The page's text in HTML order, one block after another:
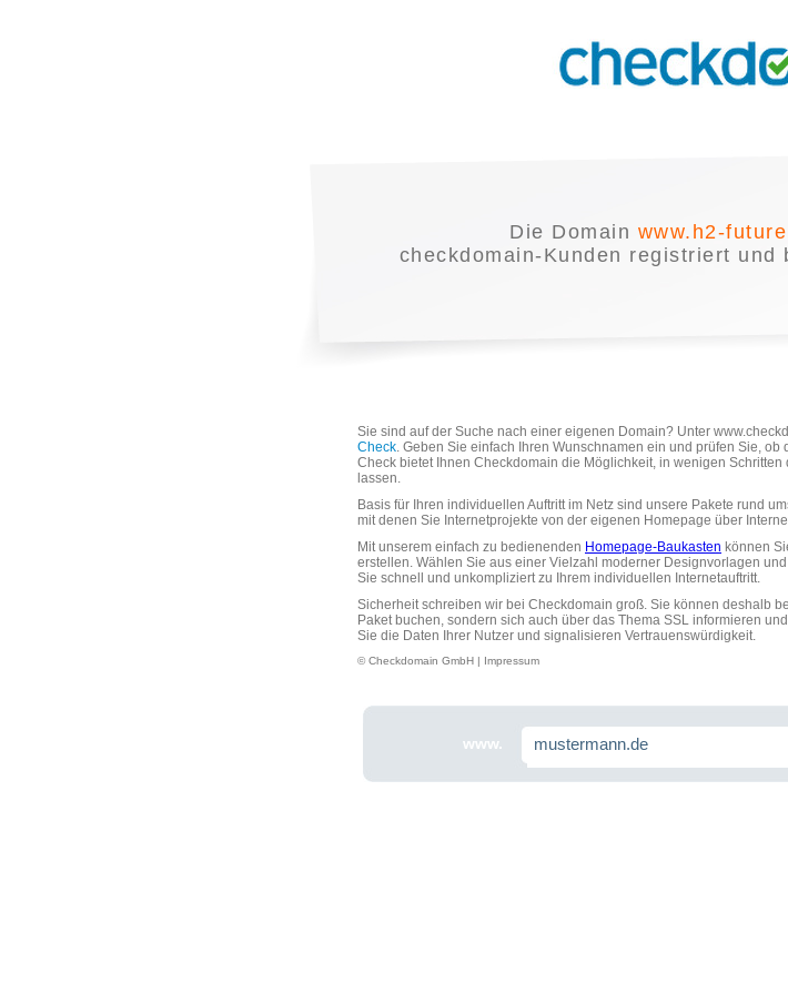
Die Domain www.h2-
checkdomain-Kunden registriert
Sie sind auf der Suche nach einer eigenen Domain? Unter
Check. Geben Sie einfach Ihren Wunschnamen ein und prüfen Sie,
Check bietet Ihnen Checkdomain die Möglichkeit, in wenigen
lassen.
Basis für Ihren individuellen Auftritt im Netz sind unsere Pakete rund
mit denen Sie Internetprojekte von der eigenen Homepage über
Mit unserem einfach zu bedienenden Homepage-Baukasten können
erstellen. Wählen Sie aus einer Vielzahl moderner Designvorlagen
Sie schnell und unkompliziert zu Ihrem individuellen Internetauftritt.
Sicherheit schreiben wir bei Checkdomain groß. Sie können deshalb
Paket buchen, sondern sich auch über das Thema SSL informieren
Sie die Daten Ihrer Nutzer und signalisieren Vertrauenswürdigkeit.
© Checkdomain GmbH | Impressum
www.